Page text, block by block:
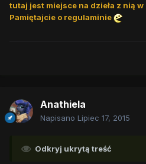
tutaj jest miejsce na dzieła z nią w
Pamiętajcie o regulaminie
Anathiela
Napisano Lipiec 17, 2015
Odkryj ukrytą treść